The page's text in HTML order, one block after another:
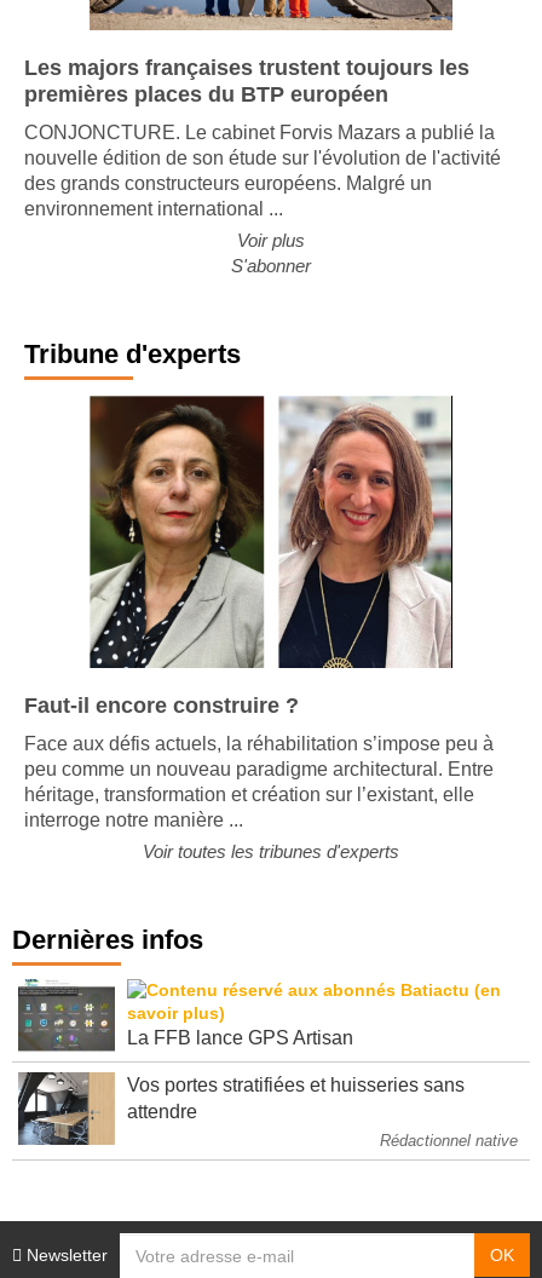
Les majors françaises trustent toujours les
premières places du BTP européen
CONJONCTURE. Le cabinet Forvis Mazars a publié la
nouvelle édition de son étude sur l'évolution de l'activité
des grands constructeurs européens. Malgré un
Voir plus
Tribune d'experts
Face aux défis actuels, la réhabilitation s’impose peu à
peu comme un nouveau paradigme architectural. Entre
héritage, transformation et création sur l’existant, elle
Dernières infos
Vos portes stratifiées et huisseries sans
Rédactionnel native